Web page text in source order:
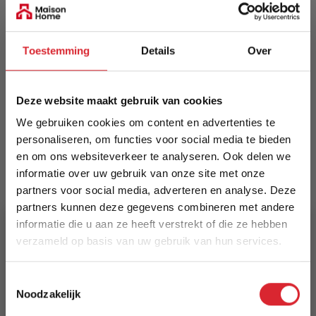
Toestemming Details Over
Deze website maakt gebruik van cookies
We gebruiken cookies om content en advertenties te
personaliseren, om functies voor social media te bieden
en om ons websiteverkeer te analyseren. Ook delen we
informatie over uw gebruik van onze site met onze
partners voor social media, adverteren en analyse. Deze
partners kunnen deze gegevens combineren met andere
informatie die u aan ze heeft verstrekt of die ze hebben
verzameld op basis van uw gebruik van hun services.
Noodzakelijk
Meer informatie
Innovation Living
EAN
5700110946513
Prijs
€ 1.651,00
Levertijd
15 weken
Kleur